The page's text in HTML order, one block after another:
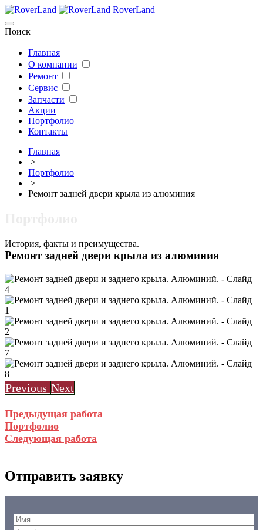
RoverLand
Поиск
Главная
О компании
Ремонт
Сервис
Запчасти
Акции
Портфолио
Контакты
Главная
>
Портфолио
>
Ремонт задней двери крыла из алюминия
История, факты и преимущества.
Ремонт задней двери крыла из алюминия
Previous Next
Предыдущая работа
Портфолио
Следующая работа
Отправить заявку